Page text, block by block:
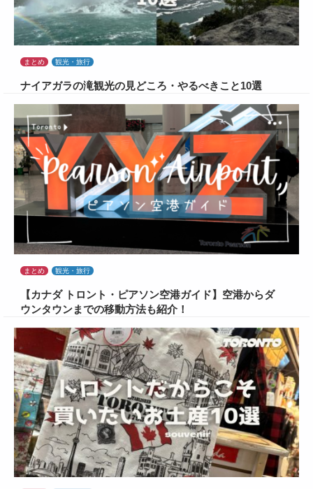
まとめ 観光・旅行
ナイアガラの滝観光の見どころ・やるべきこと10選
まとめ 観光・旅行
【カナダ トロント・ピアソン空港ガイド】空港からダ
ウンタウンまでの移動方法も紹介！